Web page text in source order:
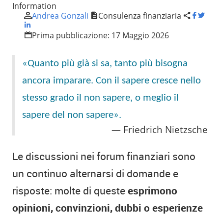
Information
Andrea Gonzali
Consulenza finanziaria
Prima pubblicazione: 17 Maggio 2026
«Quanto più già si sa, tanto più bisogna
ancora imparare. Con il sapere cresce nello
stesso grado il non sapere, o meglio il
sapere del non sapere».
Friedrich Nietzsche
Le discussioni nei forum finanziari sono
un continuo alternarsi di domande e
risposte: molte di questeesprimono
opinioni, convinzioni, dubbi o esperienze